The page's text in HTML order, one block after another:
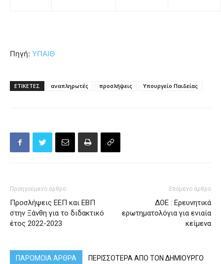
Πηγή: ΥΠΑΙΘ
ΕΤΙΚΕΤΕΣ αναπληρωτές προσλήψεις Υπουργείο Παιδείας
Προηγούμενο άρθρο
Προσλήψεις ΕΕΠ και ΕΒΠ
στην Ξάνθη για το διδακτικό
έτος 2022-2023
Επόμενο άρθρο
ΔΟΕ : Eρευνητικά
ερωτηματολόγια για ενιαία
κείμενα
ΠΑΡΟΜΟΙΑ ΑΡΘΡΑ ΠΕΡΙΣΣΟΤΕΡΑ ΑΠΟ ΤΟΝ ΔΗΜΙΟΥΡΓΟ